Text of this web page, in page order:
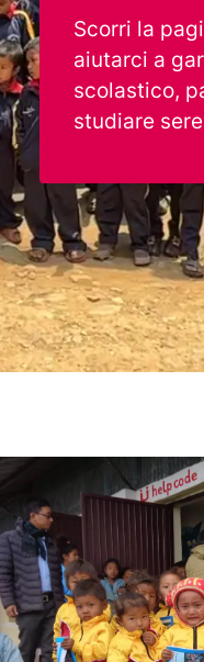
Scorri la
aiutarci a
scolastico,
studiare